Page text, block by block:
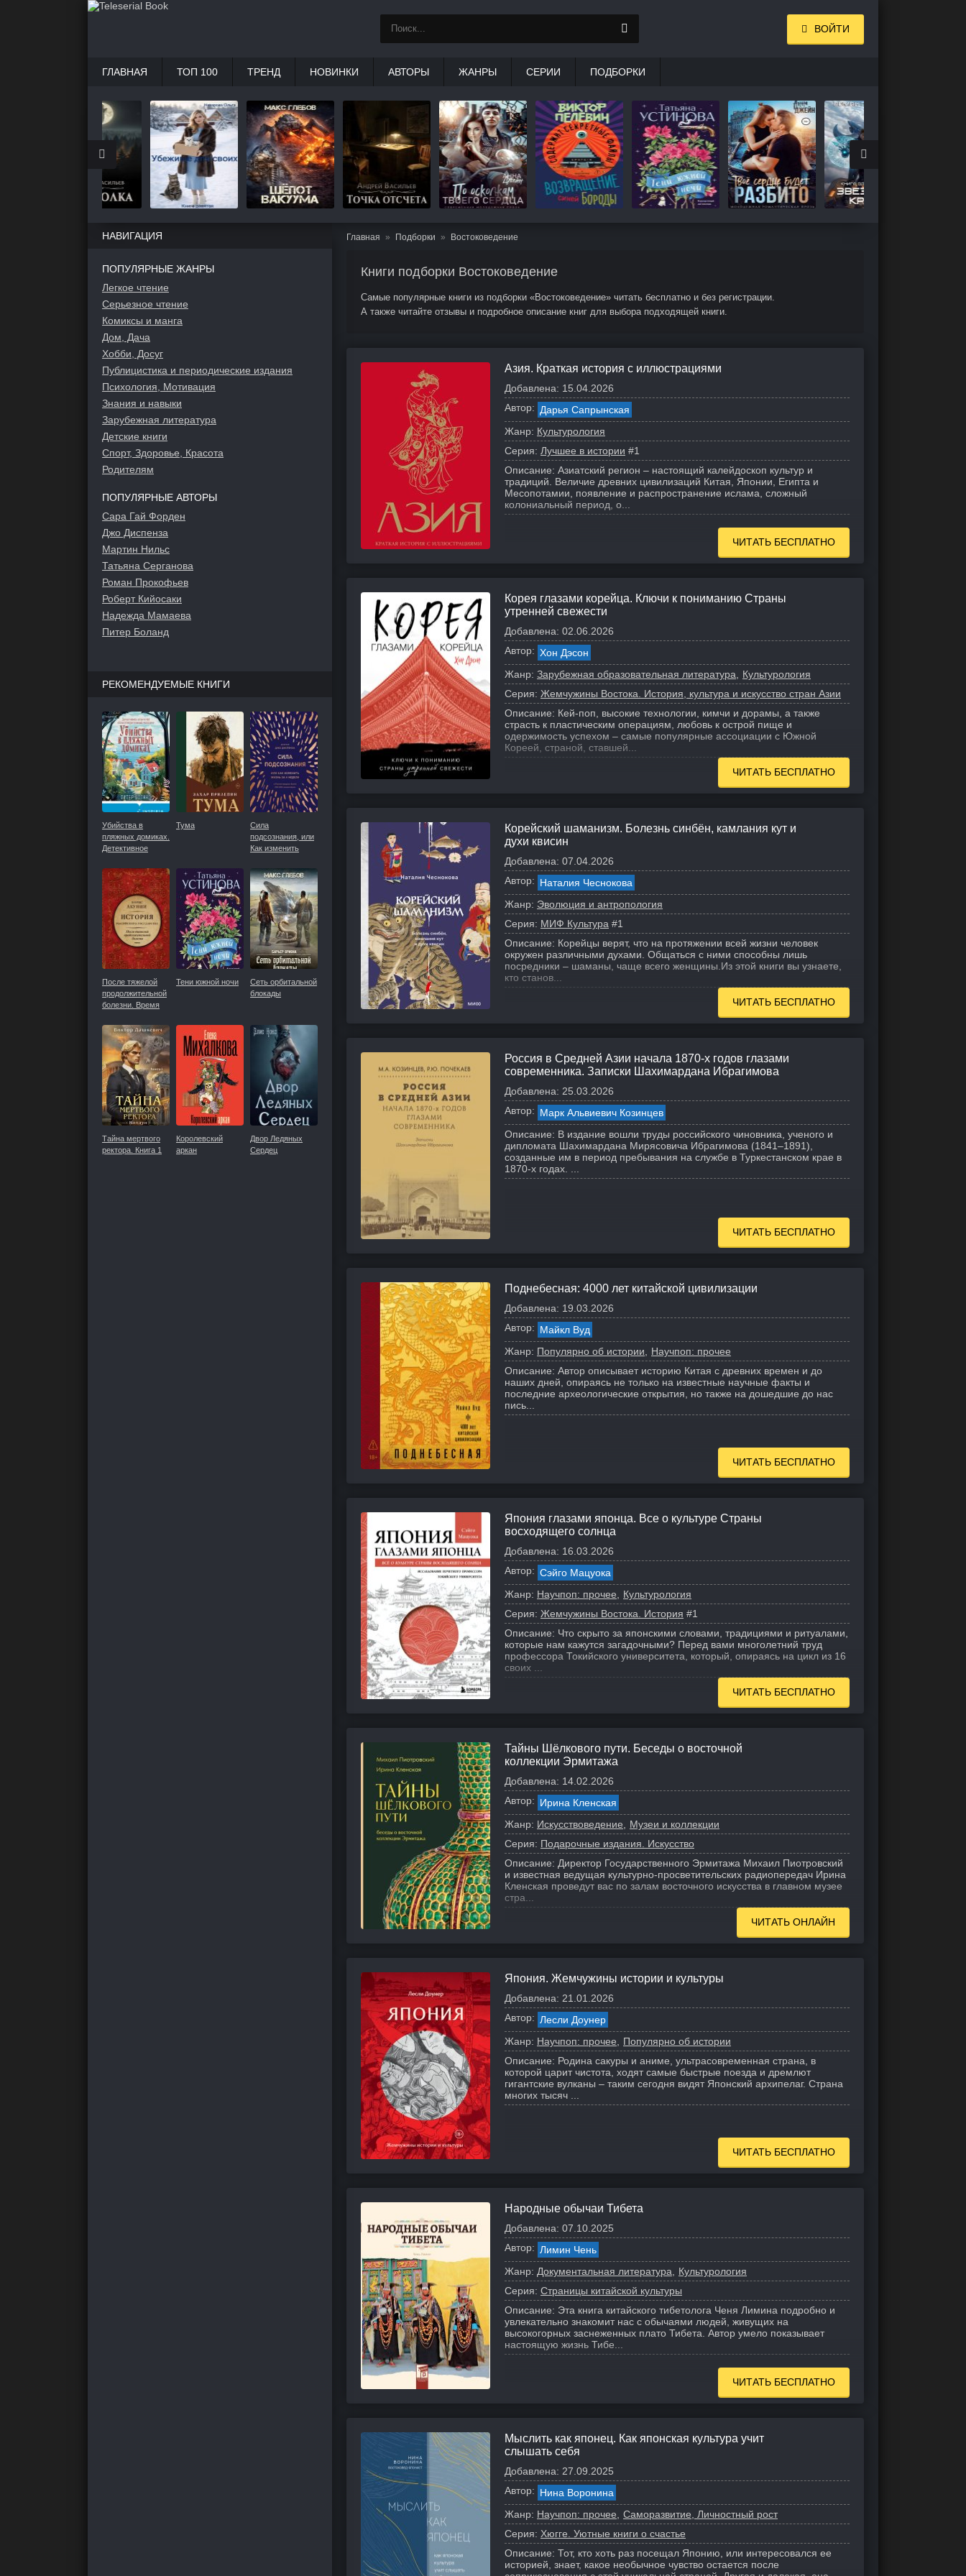
Главная Подборки Востоковедение
Книги подборки Востоковедение
Самые популярные книги из подборки «Востоковедение» читать бесплатно и без регистрации.
А также читайте отзывы и подробное описание книг для выбора подходящей книги.
Азия. Краткая история с иллюстрациями
Добавлена: 15.04.2026
Автор: Дарья Сапрынская
Жанр: Культурология
Серия: Лучшее в истории #1
Описание: Азиатский регион – настоящий калейдоскоп культур и
традиций. Величие древних цивилизаций Китая, Японии, Египта и
Месопотамии, появление и распространение ислама, сложный
колониальный период, о...
ЧИТАТЬ БЕСПЛАТНО
Корея глазами корейца. Ключи к пониманию Страны
утренней свежести
Добавлена: 02.06.2026
Автор: Хон Дэсон
Жанр: Зарубежная образовательная литература
Культурология
Серия: Жемчужины Востока. История, культура и искусство стран Азии
Описание: Кей-поп, высокие технологии, кимчи и дорамы, а также
страсть к пластическим операциям, любовь к острой пище и
одержимость успехом – самые популярные ассоциации с Южной
Кореей, страной, ставшей...
ЧИТАТЬ БЕСПЛАТНО
Корейский шаманизм. Болезнь синбён, камлания кут и
духи квисин
Добавлена: 07.04.2026
Автор: Наталия Чеснокова
Жанр: Эволюция и антропология
Серия: МИФ Культура #1
Описание: Корейцы верят, что на протяжении всей жизни человек
окружен различными духами. Общаться с ними способны лишь
посредники – шаманы, чаще всего женщины. Из этой книги вы узнаете,
кто станов...
ЧИТАТЬ БЕСПЛАТНО
Россия в Средней Азии начала 1870-х годов глазами
современника. Записки Шахимардана Ибрагимова
Добавлена: 25.03.2026
Автор: Марк Альвиевич Козинцев
Описание: В издание вошли труды российского чиновника, ученого и
дипломата Шахимардана Мирясовича Ибрагимова (1841–1891),
созданные им в период пребывания на службе в Туркестанском крае в
1870-х годах. ...
ЧИТАТЬ БЕСПЛАТНО
Поднебесная: 4000 лет китайской цивилизации
Добавлена: 19.03.2026
Автор: Майкл Вуд
Жанр: Популярно об истории
Научпоп: прочее
Описание: Автор описывает историю Китая с древних времен и до
наших дней, опираясь не только на известные научные факты и
последние археологические открытия, но также на дошедшие до нас
пись...
ЧИТАТЬ БЕСПЛАТНО
Япония глазами японца. Все о культуре Страны
восходящего солнца
Добавлена: 16.03.2026
Автор: Сэйго Мацуока
Жанр: Научпоп: прочее
Культурология
Серия: Жемчужины Востока. История #1
Описание: Что скрыто за японскими словами, традициями и ритуалами,
которые нам кажутся загадочными? Перед вами многолетний труд
профессора Токийского университета, который, опираясь на цикл из 16
своих ...
ЧИТАТЬ БЕСПЛАТНО
Тайны Шёлкового пути. Беседы о восточной
коллекции Эрмитажа
Добавлена: 14.02.2026
Автор: Ирина Кленская
Жанр: Искусствоведение
Музеи и коллекции
Серия: Подарочные издания. Искусство
Описание: Директор Государственного Эрмитажа Михаил Пиотровский
и известная ведущая культурно-просветительских радиопередач Ирина
Кленская проведут вас по залам восточного искусства в главном музее
стра...
ЧИТАТЬ ОНЛАЙН
Япония. Жемчужины истории и культуры
Добавлена: 21.01.2026
Автор: Лесли Доунер
Жанр: Научпоп: прочее
Популярно об истории
Описание: Родина сакуры и аниме, ультрасовременная страна, в
которой царит чистота, ходят самые быстрые поезда и дремлют
гигантские вулканы – таким сегодня видят Японский архипелаг. Страна
многих тысяч ...
ЧИТАТЬ БЕСПЛАТНО
Народные обычаи Тибета
Добавлена: 07.10.2025
Автор: Лимин Чень
Жанр: Документальная литература
Культурология
Серия: Страницы китайской культуры
Описание: Эта книга китайского тибетолога Ченя Лимина подробно и
увлекательно знакомит нас с обычаями людей, живущих на
высокогорных заснеженных плато Тибета. Автор умело показывает
настоящую жизнь Тибе...
ЧИТАТЬ БЕСПЛАТНО
Мыслить как японец. Как японская культура учит
слышать себя
Добавлена: 27.09.2025
Автор: Нина Воронина
Жанр: Научпоп: прочее
Саморазвитие, Личностный рост
Серия: Хюгге. Уютные книги о счастье
Описание: Тот, кто хоть раз посещал Японию, или интересовался ее
историей, знает, какое необычное чувство остается после
НАВИГАЦИЯ
ПОПУЛЯРНЫЕ ЖАНРЫ
Легкое чтение
Серьезное чтение
Комиксы и манга
Дом, Дача
Хобби, Досуг
Публицистика и периодические издания
Психология, Мотивация
Знания и навыки
Зарубежная литература
Детские книги
Спорт, Здоровье, Красота
Родителям
ПОПУЛЯРНЫЕ АВТОРЫ
Сара Гай Форден
Джо Диспенза
Мартин Нильс
Татьяна Серганова
Роман Прокофьев
Роберт Кийосаки
Надежда Мамаева
Питер Боланд
РЕКОМЕНДУЕМЫЕ КНИГИ
Убийства в
пляжных домиках.
Детективное
«Благотворительный
магазин»
Тума
Сила
подсознания, или
Как изменить
После тяжелой
продолжительной
болезни. Время
Тени южной ночи
Сеть орбитальной
блокады
Тайна мертвого
ректора. Книга 1
Королевский
аркан
Двор Ледяных
Сердец
ВОЙТИ
ГЛАВНАЯ ТОП 100 ТРЕНД НОВИНКИ АВТОРЫ ЖАНРЫ СЕРИИ ПОДБОРКИ